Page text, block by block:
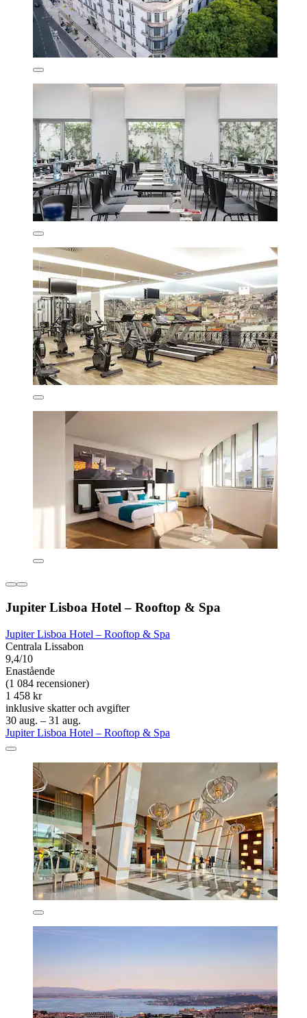
Jupiter Lisboa Hotel – Rooftop & Spa
Jupiter Lisboa Hotel – Rooftop & Spa
Centrala Lissabon
9,4/10
Enastående
(1 084 recensioner)
1 458 kr
inklusive skatter och avgifter
30 aug. – 31 aug.
Jupiter Lisboa Hotel – Rooftop & Spa